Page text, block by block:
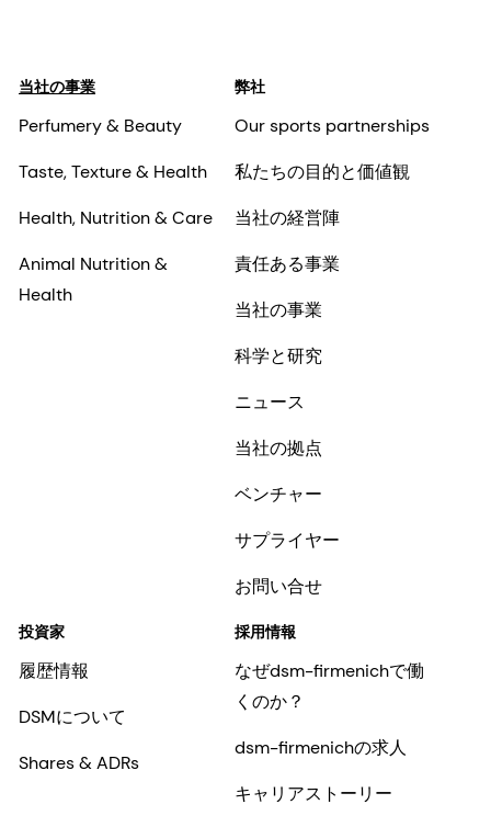
当社の事業
Perfumery & Beauty
Taste, Texture & Health
Health, Nutrition & Care
Animal Nutrition &
Health
弊社
Our sports partnerships
私たちの目的と価値観
当社の経営陣
責任ある事業
当社の事業
科学と研究
ニュース
当社の拠点
ベンチャー
サプライヤー
お問い合せ
投資家
履歴情報
DSMについて
Shares & ADRs
採用情報
なぜdsm-firmenichで働
くのか？
dsm-firmenichの求人
キャリアストーリー